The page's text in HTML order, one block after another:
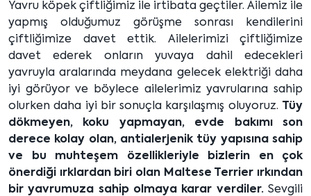
Yavru köpek çiftliğimiz ile irtibata geçtiler. Ailemiz ile
yapmış olduğumuz görüşme sonrası kendilerini
çiftliğimize davet ettik. Ailelerimizi çiftliğimize
davet ederek onların yuvaya dahil edecekleri
yavruyla aralarında meydana gelecek elektriği daha
iyi görüyor ve böylece ailelerimiz yavrularına sahip
olurken daha iyi bir sonuçla karşılaşmış oluyoruz. Tüy
dökmeyen, koku yapmayan, evde bakımı son
derece kolay olan, antialerjenik tüy yapısına sahip
ve bu muhteşem özellikleriyle bizlerin en çok
önerdiği ırklardan biri olan Maltese Terrier ırkından
bir yavrumuza sahip olmaya karar verdiler.Sevgili